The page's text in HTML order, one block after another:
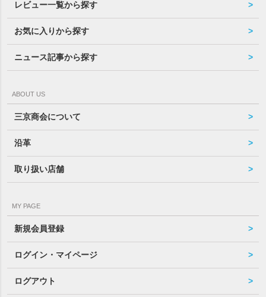
レビュー一覧から探す
お気に入りから探す
ニュース記事から探す
ABOUT US
三京商会について
沿革
取り扱い店舗
MY PAGE
新規会員登録
ログイン・マイページ
ログアウト